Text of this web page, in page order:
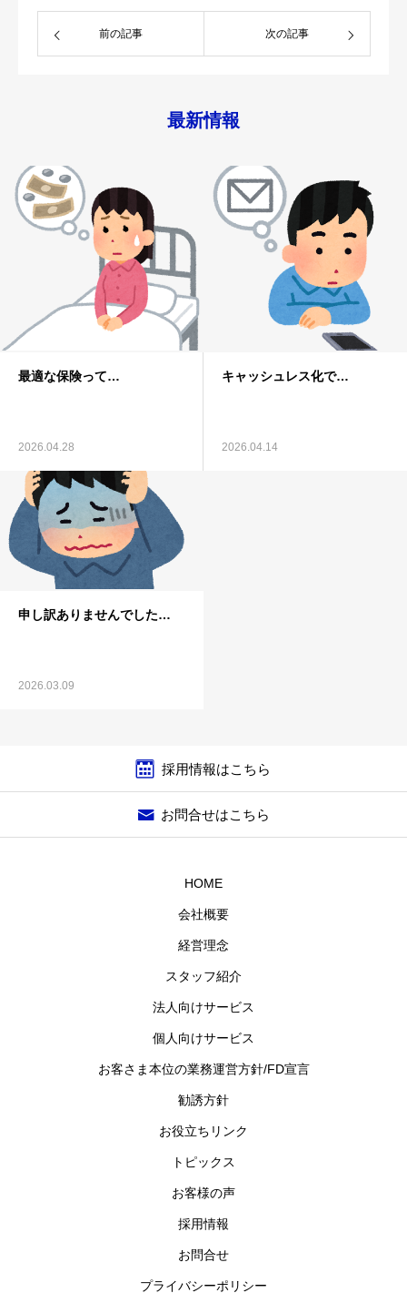
前の記事 次の記事
最新情報
最適な保険って…
2026.04.28
キャッシュレス化で…
2026.04.14
申し訳ありませんでした…
2026.03.09
採用情報はこちら
お問合せはこちら
HOME
会社概要
経営理念
スタッフ紹介
法人向けサービス
個人向けサービス
お客さま本位の業務運営方針/FD宣言
勧誘方針
お役立ちリンク
トピックス
お客様の声
採用情報
お問合せ
プライバシーポリシー